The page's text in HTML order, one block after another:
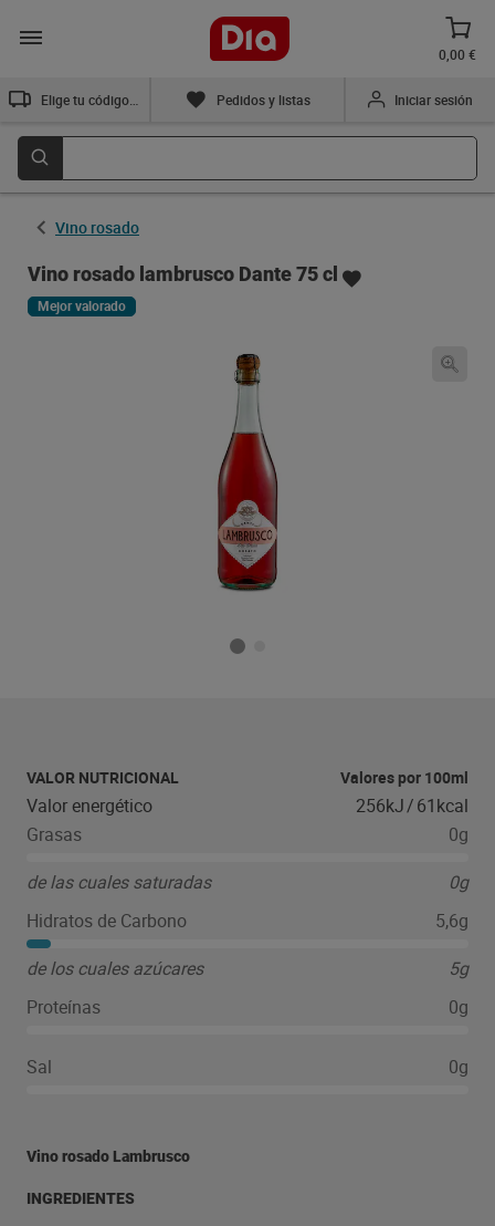
0,00 €
Pedidos y listas Iniciar sesión
Vino rosado
Vino rosado lambrusco Dante 75 cl
Mejor valorado
VALOR NUTRICIONAL Valores por 100ml
Valor energético 256kJ/61kcal
Grasas
0g
de las cuales saturadas
0g
Hidratos de Carbono
5,6g
de los cuales azúcares
5g
Proteínas
0g
Sal 0g
Vino rosado Lambrusco
INGREDIENTES